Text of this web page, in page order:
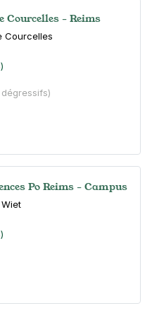
Courcelles - Reims
Courcelles
Po Reims - Campus